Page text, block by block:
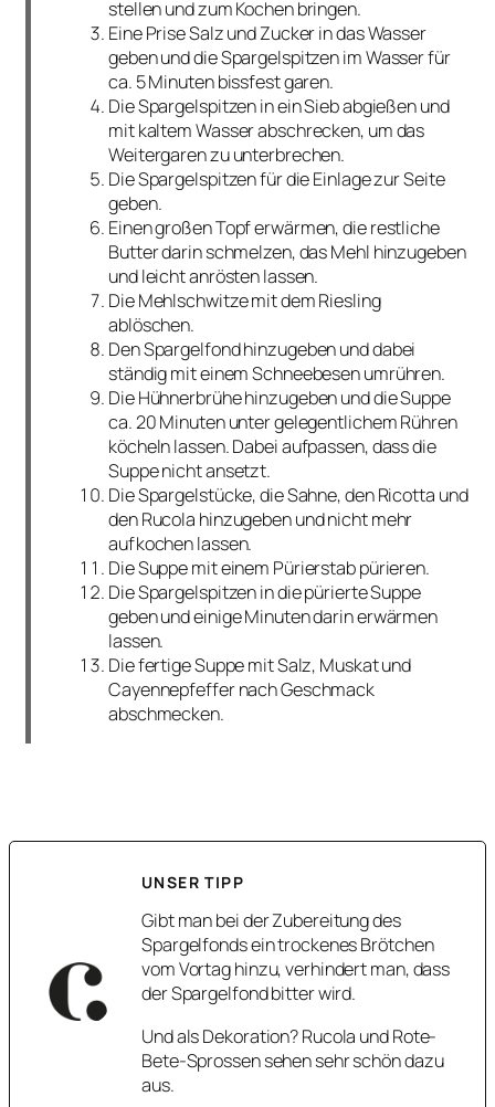
stellen und zum Kochen bringen.
Eine Prise Salz und Zucker in das Wasser
geben und die Spargelspitzen im Wasser für
ca. 5 Minuten bissfest garen.
Die Spargelspitzen in ein Sieb abgießen und
mit kaltem Wasser abschrecken, um das
Weitergaren zu unterbrechen.
Die Spargelspitzen für die Einlage zur Seite
geben.
Einen großen Topf erwärmen, die restliche
Butter darin schmelzen, das Mehl hinzugeben
und leicht anrösten lassen.
Die Mehlschwitze mit dem Riesling
ablöschen.
Den Spargelfond hinzugeben und dabei
ständig mit einem Schneebesen umrühren.
Die Hühnerbrühe hinzugeben und die Suppe
ca. 20 Minuten unter gelegentlichem Rühren
köcheln lassen. Dabei aufpassen, dass die
Suppe nicht ansetzt.
Die Spargelstücke, die Sahne, den Ricotta und
den Rucola hinzugeben und nicht mehr
aufkochen lassen.
Die Suppe mit einem Pürierstab pürieren.
Die Spargelspitzen in die pürierte Suppe
geben und einige Minuten darin erwärmen
lassen.
Die fertige Suppe mit Salz, Muskat und
Cayennepfeffer nach Geschmack
abschmecken.
UNSER TIPP
Gibt man bei der Zubereitung des
Spargelfonds ein trockenes Brötchen
vom Vortag hinzu, verhindert man, dass
der Spargelfond bitter wird.
Und als Dekoration? Rucola und Rote-
Bete-Sprossen sehen sehr schön dazu
aus.